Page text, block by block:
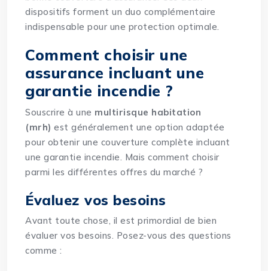
dispositifs forment un duo complémentaire
indispensable pour une protection optimale.
Comment choisir une
assurance incluant une
garantie incendie ?
Souscrire à une multirisque habitation
(mrh) est généralement une option adaptée
pour obtenir une couverture complète incluant
une garantie incendie. Mais comment choisir
parmi les différentes offres du marché ?
Évaluez vos besoins
Avant toute chose, il est primordial de bien
évaluer vos besoins. Posez-vous des questions
comme :